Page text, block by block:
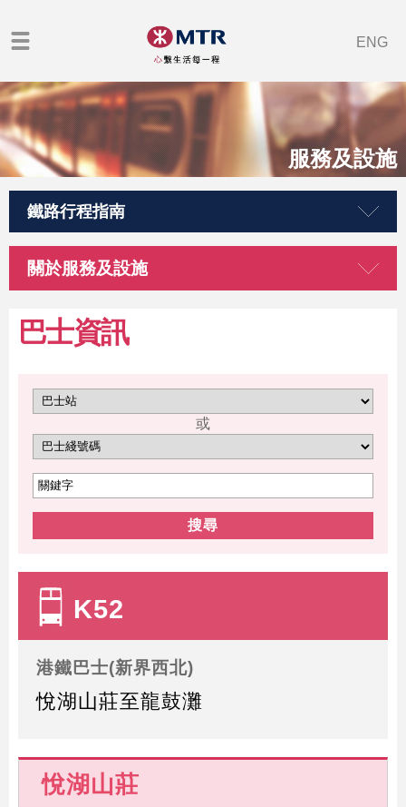
ENG
服務及設施
鐵路行程指南
關於服務及設施
巴士資訊
或
搜尋
K52
港鐵巴士(新界西北)
悅湖山莊至龍鼓灘
悅湖山莊